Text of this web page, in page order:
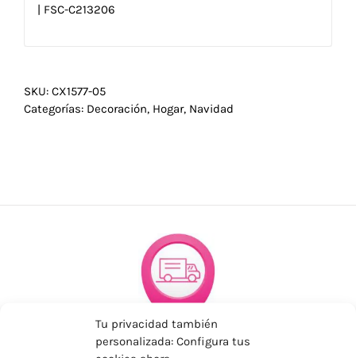
Tu privacidad también
personalizada: Configura tus
| FSC-C213206
SKU: CX1577-05
Categorías: Decoración, Hogar, Navidad
ENVÍOS ECONÓMICOS